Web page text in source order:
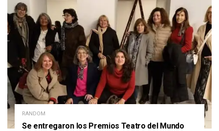
RANDOM
Se entregaron los Premios Teatro del Mundo